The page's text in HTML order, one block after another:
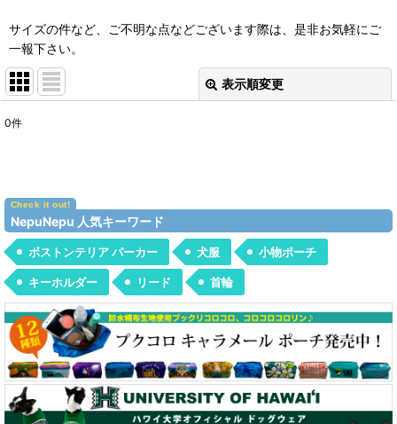
サイズの件など、ご不明な点などございます際は、是非お気軽にご
一報下さい。
表示順変更
絞り込む
0件
NepuNepu 人気キーワード
ボストンテリア パーカー 犬服 小物ポーチ
キーホルダー リード 首輪